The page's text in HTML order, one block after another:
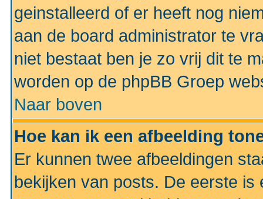
geinstalleerd of er heeft nog
aan de board administrator te
niet bestaat ben je zo vrij dit te
worden op de phpBB Groep
Naar boven
Hoe kan ik een afbeelding
Er kunnen twee afbeeldingen
bekijken van posts. De eerste